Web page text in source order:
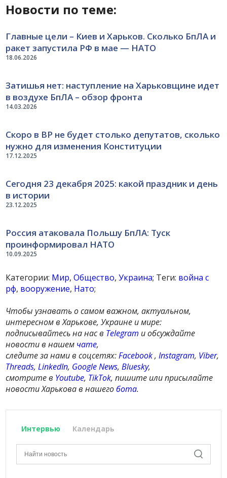
Новости по теме:
18.06.2026
Главные цели – Киев и Харьков. Сколько БпЛА и
ракет запустила РФ в мае — НАТО
14.03.2026
Затишья нет: наступление на Харьковщине идет
в воздухе БпЛА – обзор фронта
17.12.2025
Скоро в ВР не будет столько депутатов, сколько
нужно для изменения Конституции
23.12.2025
Сегодня 23 декабря 2025: какой праздник и день
в истории
10.09.2025
Россия атаковала Польшу БпЛА: Туск
проинформировал НАТО
Категории: Мир,Общество,Украина; Теги: война с
рф, вооружение, Нато;
Чтобы узнавать о самом важном, актуальном,
интересном в Харькове, Украине и мире:
подписывайтесь на нас в Telegram и обсуждайте
новости в нашем чате,
следите за нами в соцсетях:Facebook,Instagram, Viber,
Threads,LinkedIn, Google News,Bluesky,
смотрите в Youtube, TikTok, пишите или присылайте
новости Харькова в нашегобота.
Интервью Календарь